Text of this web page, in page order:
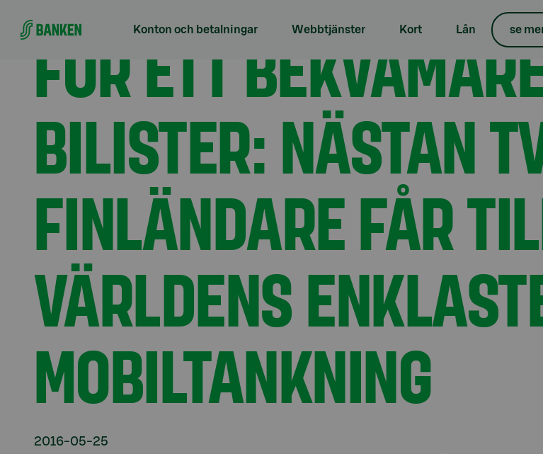
Konton och betalningar Webbtjänster Kort Lån se
För ett bekvämare liv för bilister: Nästan två miljoner finländare får
FÖR ETT
BILISTER: NÄSTAN
FINLÄNDARE FÅR
VÄRLDENS
MOBILTANKNING
2016-05-25